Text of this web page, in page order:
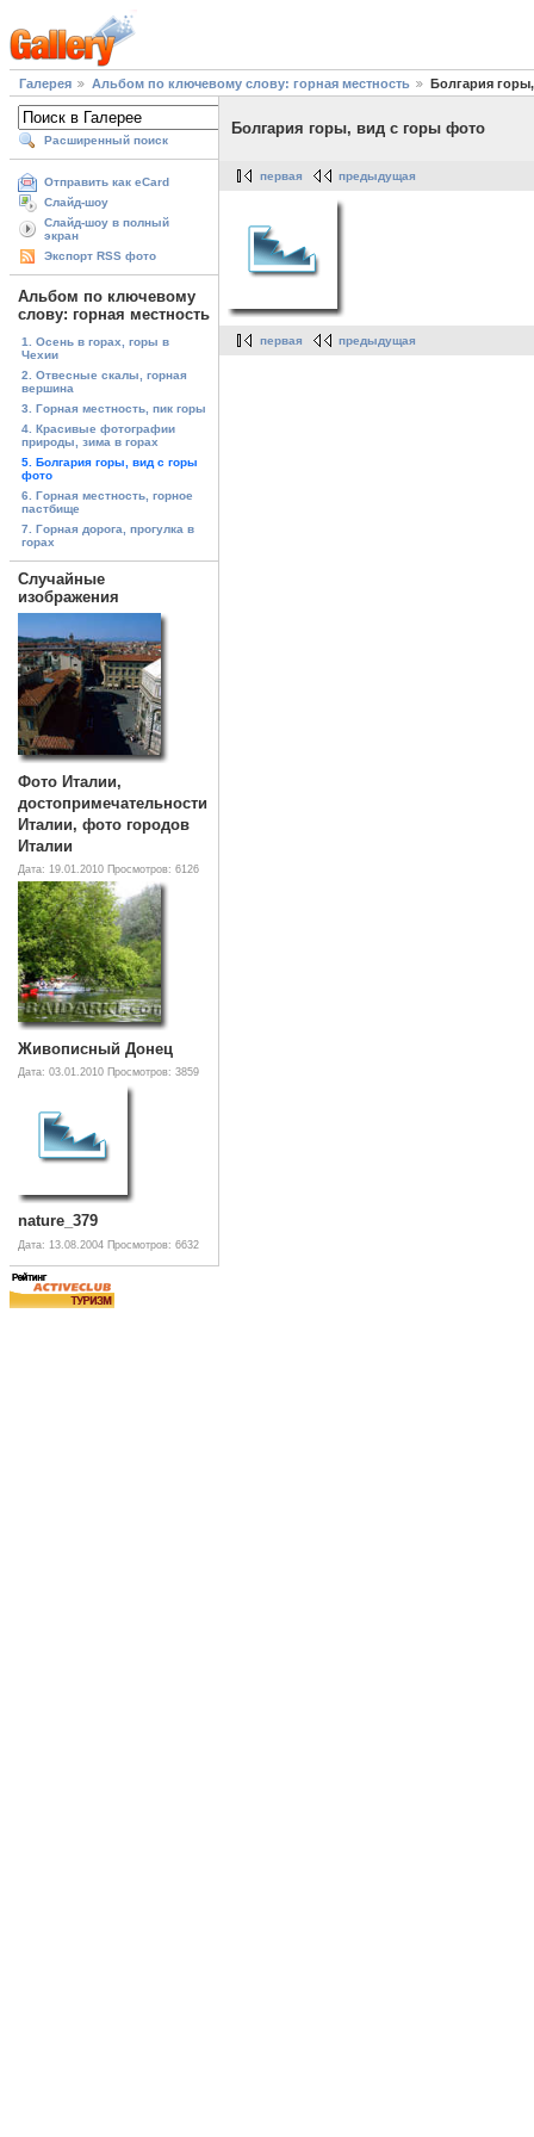
Галерея Альбом по ключевому слову: горная местность Болгария
Расширенный поиск
Отправить как eCard
Слайд-шоу
Слайд-шоу в полный
экран
Экспорт RSS фото
Альбом по ключевому
слову: горная местность
1. Осень в горах, горы в
Чехии
2. Отвесные скалы, горная
вершина
3. Горная местность, пик горы
4. Красивые фотографии
природы, зима в горах
5. Болгария горы, вид с горы
фото
6. Горная местность, горное
пастбище
7. Горная дорога, прогулка в
горах
Случайные
изображения
Фото Италии,
достопримечательности
Италии, фото городов
Италии
Дата: 19.01.2010 Просмотров: 6126
Живописный Донец
Дата: 03.01.2010 Просмотров: 3859
nature_379
Дата: 13.08.2004 Просмотров: 6632
Болгария горы, вид с горы фото
первая предыдущая
первая предыдущая